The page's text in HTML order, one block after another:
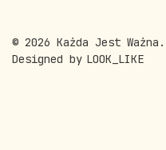
© 2026 Każda Jest Ważna.
Designed by LOOK_LIKE